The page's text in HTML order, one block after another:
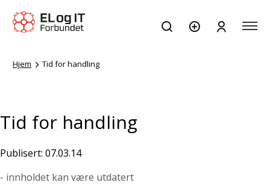
Hjem Tid for handling
Tid for handling
Publisert: 07.03.14
- innholdet kan være utdatert